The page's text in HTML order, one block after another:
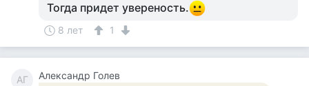
Тогда придет увереность.
8 лет 1
АГ Александр Голев